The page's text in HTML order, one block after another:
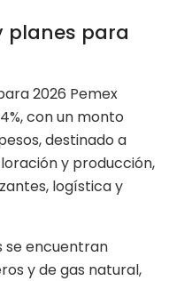
planes para
2026 Pemex
con un monto
destinado a
y producción,
logística y
se encuentran
y de gas natural,